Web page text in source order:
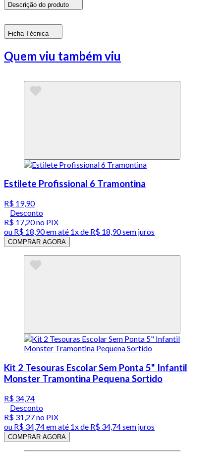
Descrição do produto
Ficha Técnica
Quem viu também viu
Estilete Profissional 6 Tramontina
R$ 19,90
Desconto
R$ 17,20no PIX
ou R$ 18,90em até 1x de R$ 18,90sem juros
COMPRAR AGORA
Kit 2 Tesouras Escolar Sem Ponta 5" Infantil
Monster Tramontina Pequena Sortido
R$ 34,74
Desconto
R$ 31,27no PIX
ou R$ 34,74em até 1x de R$ 34,74sem juros
COMPRAR AGORA